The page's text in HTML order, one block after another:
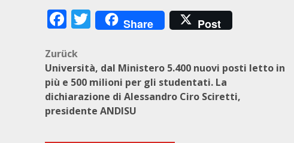
Facebook
Twitter
Share Post
Beitragsnavigation
Zurück
Università, dal Ministero 5.400 nuovi posti letto in
più e 500 milioni per gli studentati. La
dichiarazione di Alessandro Ciro Sciretti,
presidente ANDISU